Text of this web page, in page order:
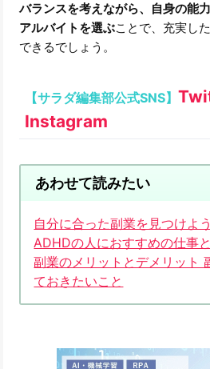
バランスを考えながら、自身の能
アルバイトを選ぶことで、充実し
できるでしょう。
【サラダ編集部公式SNS】
Instagram
あわせて読みたい
自分に合った副業を見つけよう
ADHDの人におすすめの仕事
副業のメリットとデメリット
ておきたいこと